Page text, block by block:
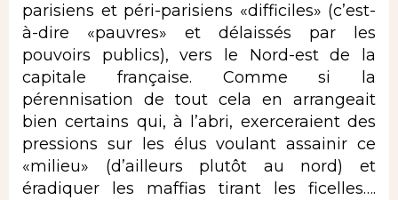
parisiens et péri-parisiens «difficiles» (c’est-
à-dire «pauvres» et délaissés par les
pouvoirs publics), vers le Nord-est de la
capitale française. Comme si la
pérennisation de tout cela en arrangeait
bien certains qui, à l’abri, exerceraient des
pressions sur les élus voulant assainir ce
«milieu» (d’ailleurs plutôt au nord) et
éradiquer les maffias tirant les ficelles….